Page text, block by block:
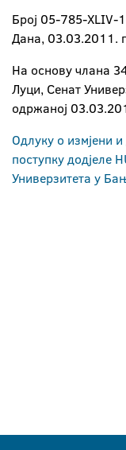
Број 05-785-XLIV-
Дана, 03.03.2011.
На основу члана
Луци, Сенат
одржаној
Одлуку о измјени
поступку додјеле
Универзитета у